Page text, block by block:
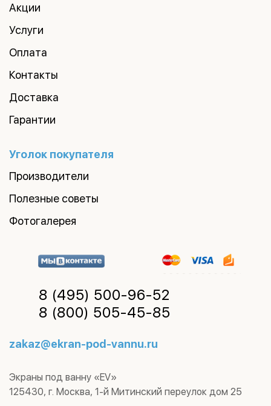
Акции
Услуги
Оплата
Контакты
Доставка
Гарантии
Уголок покупателя
Производители
Полезные советы
Фотогалерея
8 (495) 500-96-52
8 (800) 505-45-85
zakaz@ekran-pod-vannu.ru
Экраны под ванну «EV»
125430, г. Москва, 1-й Митинский переулок дом 25